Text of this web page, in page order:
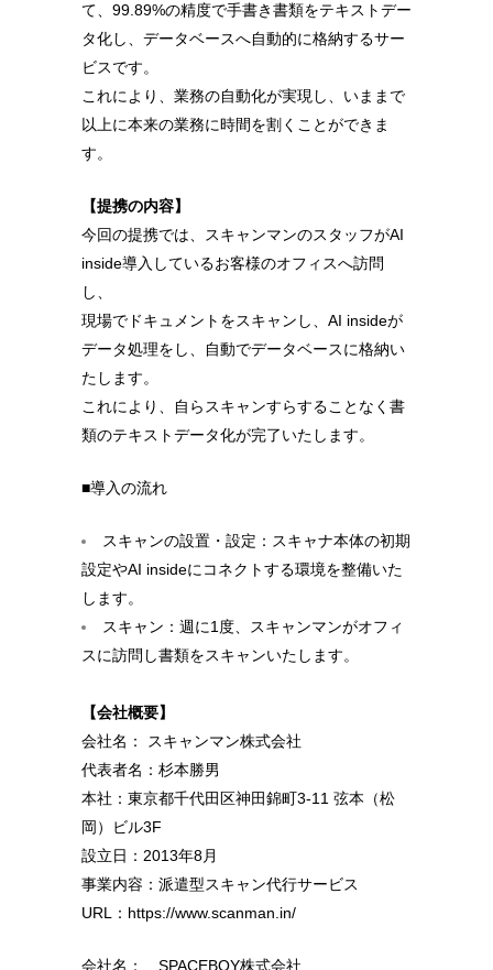
て、99.89%の精度で手書き書類をテキストデー
タ化し、データベースへ自動的に格納するサー
ビスです。
これにより、業務の自動化が実現し、いままで
以上に本来の業務に時間を割くことができま
す。
【提携の内容】
今回の提携では、スキャンマンのスタッフがAI
inside導入しているお客様のオフィスへ訪問
し、
現場でドキュメントをスキャンし、AI insideが
データ処理をし、自動でデータベースに格納い
たします。
これにより、自らスキャンすらすることなく書
類のテキストデータ化が完了いたします。
■導入の流れ
スキャンの設置・設定：スキャナ本体の初期
設定やAI insideにコネクトする環境を整備いた
します。
スキャン：週に1度、スキャンマンがオフィ
スに訪問し書類をスキャンいたします。
【会社概要】
会社名： スキャンマン株式会社
代表者名：杉本勝男
本社：東京都千代田区神田錦町3-11 弦本（松
岡）ビル3F
設立日：2013年8月
事業内容：派遣型スキャン代行サービス
URL：https://www.scanman.in/
会社名： SPACEBOY株式会社